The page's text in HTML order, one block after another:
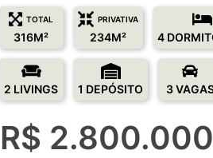
TOTAL
316M²
PRIVATIVA
234M² 4
2 LIVINGS 1 DEPÓSITO 3
R$ 2.800.000